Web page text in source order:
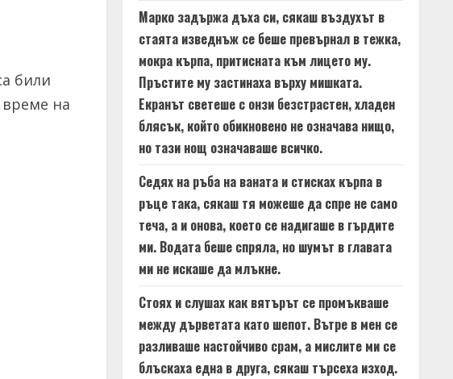
били
на
Марко задържа дъха си, сякаш въздухът в
стаята изведнъж се беше превърнал в тежка,
мокра кърпа, притисната към лицето му.
Пръстите му застинаха върху мишката.
Екранът светеше с онзи безстрастен, хладен
блясък, който обикновено не означава нищо,
но тази нощ означаваше всичко.
Седях на ръба на ваната и стисках кърпа в
ръце така, сякаш тя можеше да спре не само
теча, а и онова, което се надигаше в гърдите
ми. Водата беше спряла, но шумът в главата
ми не искаше да млъкне.
Стоях и слушах как вятърът се промъкваше
между дърветата като шепот. Вътре в мен се
разливаше настойчиво срам, а мислите ми се
блъскаха една в друга, сякаш търсеха изход.